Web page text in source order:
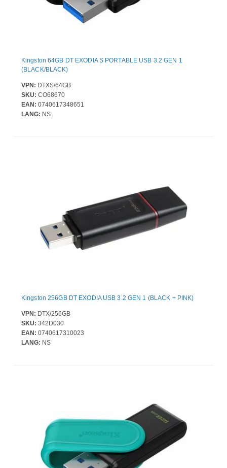
Kingston 64GB DT EXODIA S PORTABLE USB 3.2 GEN 1
(BLACK/BLACK)
VPN: DTXS/64GB
SKU: CO68670
EAN: 0740617348651
LANG: NS
Kingston 256GB DT EXODIA USB 3.2 GEN 1 (BLACK + PINK)
VPN: DTX/256GB
SKU: 342D030
EAN: 0740617310023
LANG: NS